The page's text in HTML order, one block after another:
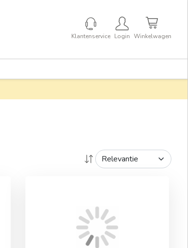
Klantenservice Login Winkelwagen